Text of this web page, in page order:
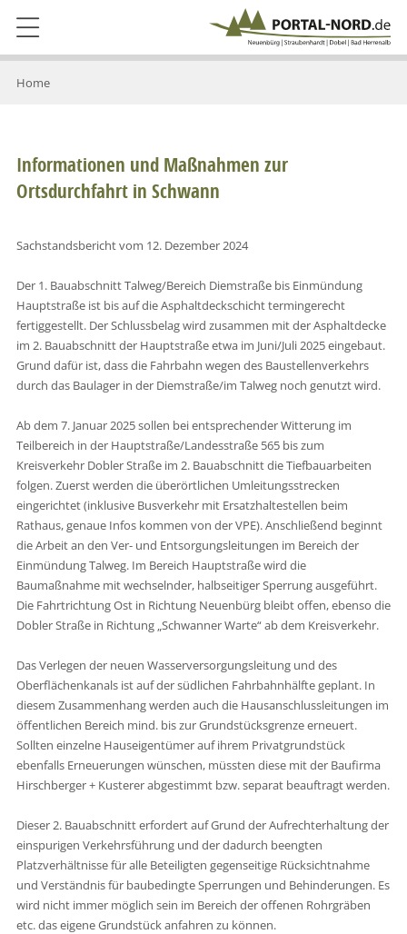
Home
Informationen und Maßnahmen zur
Ortsdurchfahrt in Schwann
Sachstandsbericht vom 12. Dezember 2024
Der 1. Bauabschnitt Talweg/Bereich Diemstraße bis Einmündung
Hauptstraße ist bis auf die Asphaltdeckschicht termingerecht
fertiggestellt. Der Schlussbelag wird zusammen mit der Asphaltdecke
im 2. Bauabschnitt der Hauptstraße etwa im Juni/Juli 2025 eingebaut.
Grund dafür ist, dass die Fahrbahn wegen des Baustellenverkehrs
durch das Baulager in der Diemstraße/im Talweg noch genutzt wird.
Ab dem 7. Januar 2025 sollen bei entsprechender Witterung im
Teilbereich in der Hauptstraße/Landesstraße 565 bis zum
Kreisverkehr Dobler Straße im 2. Bauabschnitt die Tiefbauarbeiten
folgen. Zuerst werden die überörtlichen Umleitungsstrecken
eingerichtet (inklusive Busverkehr mit Ersatzhaltestellen beim
Rathaus, genaue Infos kommen von der VPE). Anschließend beginnt
die Arbeit an den Ver- und Entsorgungsleitungen im Bereich der
Einmündung Talweg. Im Bereich Hauptstraße wird die
Baumaßnahme mit wechselnder, halbseitiger Sperrung ausgeführt.
Die Fahrtrichtung Ost in Richtung Neuenbürg bleibt offen, ebenso die
Dobler Straße in Richtung „Schwanner Warte“ ab dem Kreisverkehr.
Das Verlegen der neuen Wasserversorgungsleitung und des
Oberflächenkanals ist auf der südlichen Fahrbahnhälfte geplant. In
diesem Zusammenhang werden auch die Hausanschlussleitungen im
öffentlichen Bereich mind. bis zur Grundstücksgrenze erneuert.
Sollten einzelne Hauseigentümer auf ihrem Privatgrundstück
ebenfalls Erneuerungen wünschen, müssten diese mit der Baufirma
Hirschberger + Kusterer abgestimmt bzw. separat beauftragt werden.
Dieser 2. Bauabschnitt erfordert auf Grund der Aufrechterhaltung der
einspurigen Verkehrsführung und der dadurch beengten
Platzverhältnisse für alle Beteiligten gegenseitige Rücksichtnahme
und Verständnis für baubedingte Sperrungen und Behinderungen. Es
wird nicht immer möglich sein im Bereich der offenen Rohrgräben
etc. das eigene Grundstück anfahren zu können.